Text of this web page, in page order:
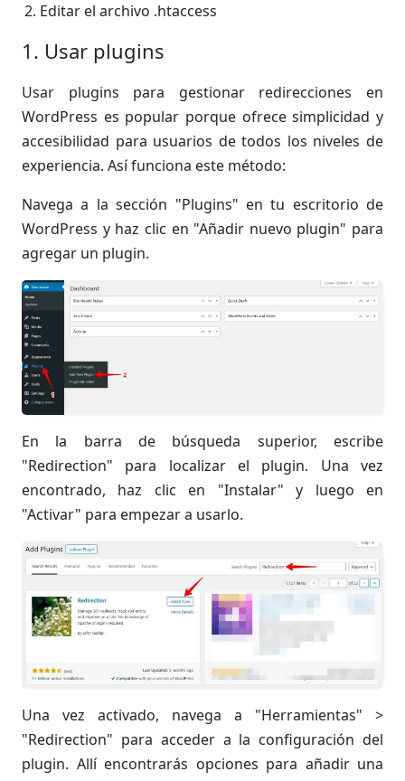
Editar el archivo .htaccess
1. Usar plugins
Usar plugins para gestionar redirecciones en
WordPress es popular porque ofrece simplicidad y
accesibilidad para usuarios de todos los niveles de
experiencia. Así funciona este método:
Navega a la sección "Plugins" en tu escritorio de
WordPress y haz clic en "Añadir nuevo plugin" para
agregar un plugin.
En la barra de búsqueda superior, escribe
"Redirection" para localizar el plugin. Una vez
encontrado, haz clic en "Instalar" y luego en
"Activar" para empezar a usarlo.
Una vez activado, navega a "Herramientas" >
"Redirection" para acceder a la configuración del
plugin. Allí encontrarás opciones para añadir una